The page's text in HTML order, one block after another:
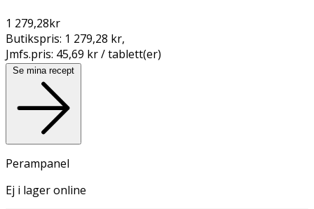
1 279,28kr
Butikspris: 1 279,28 kr,
Jmfs.pris: 45,69 kr / tablett(er)
Se mina recept
Perampanel
Ej i lager online